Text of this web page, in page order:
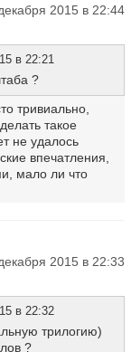
2015 в 22:44
в 22:21
?
тривиально,
такое
не удалось
впечатления,
мало ли что
2015 в 22:33
в 22:32
трилогию)
?